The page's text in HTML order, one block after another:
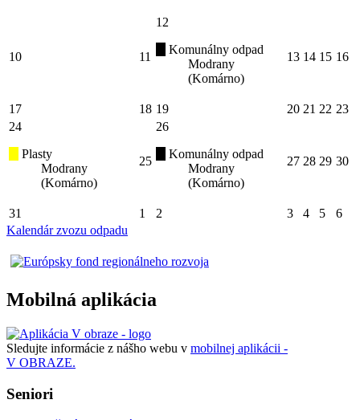
10 11
12
Komunálny odpad
Modrany
(Komárno)
13 14 15 16
17 18 19 20 21 22 23
24
Plasty
Modrany
(Komárno)
25
26
Komunálny odpad
Modrany
(Komárno)
27 28 29 30
31 1 2 3 4 5
6
Kalendár zvozu odpadu
Mobilná aplikácia
Sledujte informácie z nášho webu v mobilnej aplikácii -
V OBRAZE.
Seniori